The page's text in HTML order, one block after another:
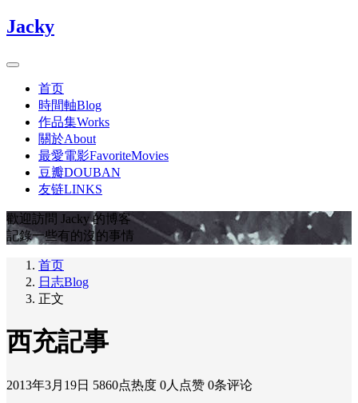
Jacky
首页
時間軸Blog
作品集Works
關於About
最愛電影FavoriteMovies
豆瓣DOUBAN
友链LINKS
歡迎訪問 Jacky 的博客
記錄一些有的沒的事情
首页
日志Blog
正文
西充記事
2013年3月19日 5860点热度 0人点赞 0条评论